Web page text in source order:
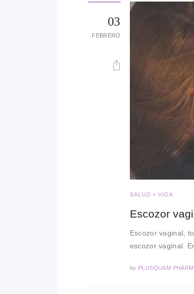
03
FEBRERO
SALUD VIDA
Escozor
Escozor vaginal,
escozor vaginal.
by PLUSQUAM